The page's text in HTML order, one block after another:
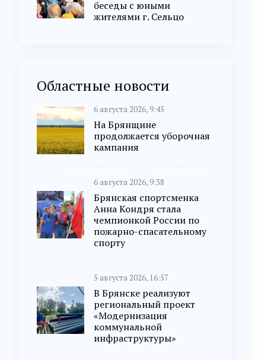
беседы с юными
жителями г. Сельцо
Областные новости
6 августа 2026, 9:45
На Брянщине
продолжается уборочная
кампания
6 августа 2026, 9:38
Брянская спортсменка
Анна Кондря стала
чемпионкой России по
пожарно-спасательному
спорту
5 августа 2026, 16:57
В Брянске реализуют
региональный проект
«Модернизация
коммунальной
инфраструктуры»